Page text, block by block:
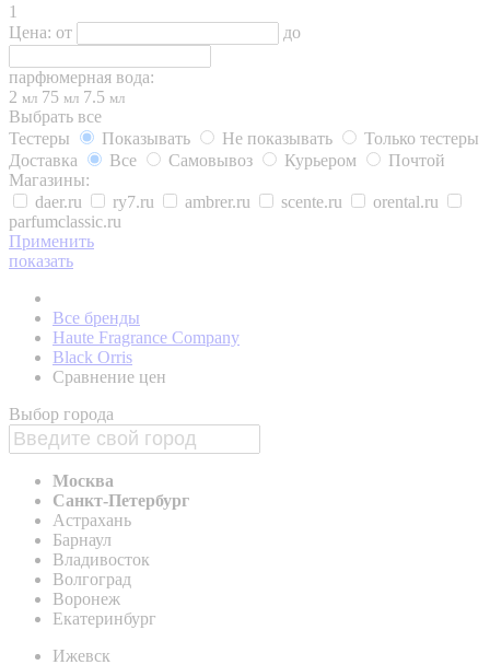
1
Цена: от до
парфюмерная вода:
2 мл 75 мл 7.5 мл
Выбрать все
Тестеры
Показывать Не показывать
Только тестеры
Доставка
Все Самовывоз Курьером
Почтой
Магазины:
daer.ru
ry7.ru ambrer.ru scente.ru
orental.ru
parfumclassic.ru
Применить
показать
Все бренды
Haute Fragrance Company
Black Orris
Сравнение цен
Выбор города
Москва
Санкт-Петербург
Астрахань
Барнаул
Владивосток
Волгоград
Воронеж
Екатеринбург
Ижевск